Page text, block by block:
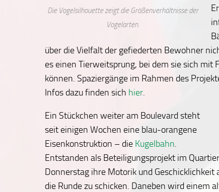
Die Vogelsilhouette zeigt die Größenverhältnisse der
Vogelarten.
über die Vielfalt der gefiederten Bewohner
es einen Tierweitsprung, bei dem sie sich mit
können. Spaziergänge im Rahmen des
Infos dazu finden sich hier.
Ein Stückchen weiter am Boulevard steht
seit einigen Wochen eine blau-orangene
Eisenkonstruktion – die Kugelbahn.
Entstanden als Beteiligungsprojekt im
Donnerstag ihre Motorik und Geschicklichkeit
die Runde zu schicken. Daneben wird einem